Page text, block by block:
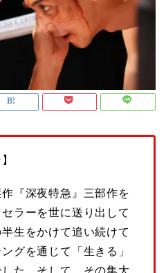
『深夜特急』三部作を
ラーを世に送り出して
生をかけて追い続けて
グを通じて「生きる」
た。そして、その集大